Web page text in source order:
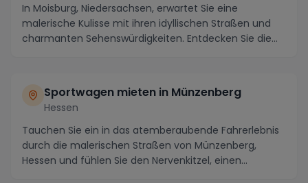
In Moisburg, Niedersachsen, erwartet Sie eine
malerische Kulisse mit ihren idyllischen Straßen und
charmanten Sehenswürdigkeiten. Entdecken Sie die
Sportwagen mieten in Münzenberg
Hessen
Tauchen Sie ein in das atemberaubende Fahrerlebnis
durch die malerischen Straßen von Münzenberg,
Hessen und fühlen Sie den Nervenkitzel, einen